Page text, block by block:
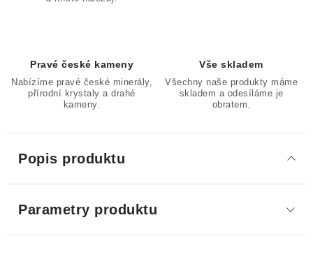
Pravé české kameny
Nabízíme pravé české minerály,
přírodní krystaly a drahé
kameny.
Vše skladem
Všechny naše produkty máme
skladem a odesíláme je
obratem.
Popis produktu
Parametry produktu